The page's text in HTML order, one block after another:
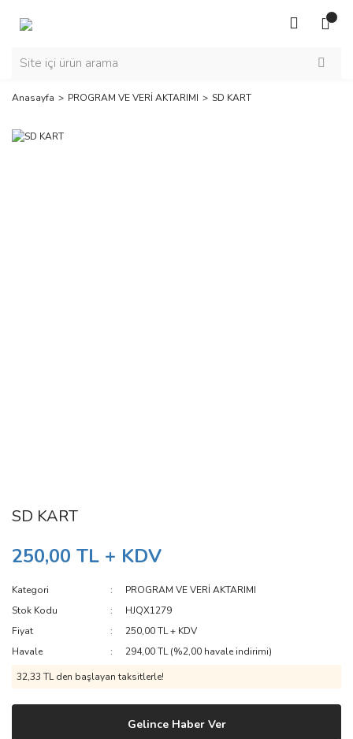
Anasayfa PROGRAM VE VERİ AKTARIMI SD KART
SD KART
250,00 TL + KDV
Kategori
PROGRAM VE VERİ AKTARIMI
Stok Kodu
HJQX1279
Fiyat
250,00 TL + KDV
Havale
294,00 TL (%2,00 havale indirimi)
32,33 TL den başlayan taksitlerle!
Gelince Haber Ver